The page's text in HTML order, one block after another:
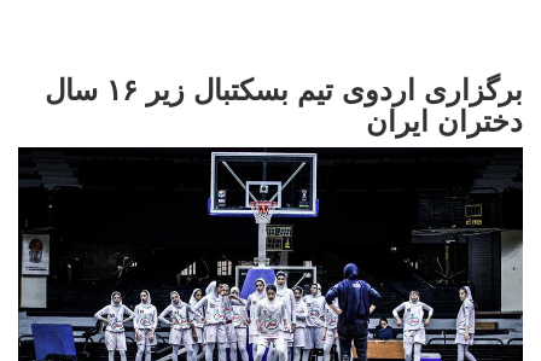
برگزاری اردوی تیم بسکتبال زیر ۱۶ سال
دختران ایران